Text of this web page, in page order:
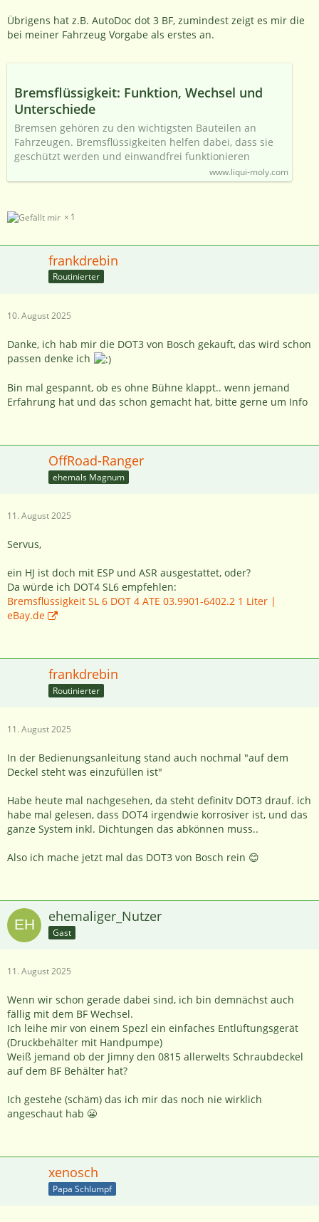
Übrigens hat z.B. AutoDoc dot 3 BF, zumindest zeigt es mir die
bei meiner Fahrzeug Vorgabe als erstes an.
Bremsflüssigkeit: Funktion, Wechsel und
Unterschiede
Bremsen gehören zu den wichtigsten Bauteilen an
Fahrzeugen. Bremsflüssigkeiten helfen dabei, dass sie
geschützt werden und einwandfrei funktionieren
www.liqui-moly.com
1
frankdrebin
Routinierter
10. August 2025
Danke, ich hab mir die DOT3 von Bosch gekauft, das wird schon
passen denke ich
Bin mal gespannt, ob es ohne Bühne klappt.. wenn jemand
Erfahrung hat und das schon gemacht hat, bitte gerne um Info
OffRoad-Ranger
ehemals Magnum
11. August 2025
Servus,
ein HJ ist doch mit ESP und ASR ausgestattet, oder?
Da würde ich DOT4 SL6 empfehlen:
Bremsflüssigkeit SL 6 DOT 4 ATE 03.9901-6402.2 1 Liter |
eBay.de
frankdrebin
Routinierter
11. August 2025
In der Bedienungsanleitung stand auch nochmal "auf dem
Deckel steht was einzufüllen ist"
Habe heute mal nachgesehen, da steht definitv DOT3 drauf. ich
habe mal gelesen, dass DOT4 irgendwie korrosiver ist, und das
ganze System inkl. Dichtungen das abkönnen muss..
Also ich mache jetzt mal das DOT3 von Bosch rein 😊
ehemaliger_Nutzer
Gast
11. August 2025
Wenn wir schon gerade dabei sind, ich bin demnächst auch
fällig mit dem BF Wechsel.
Ich leihe mir von einem Spezl ein einfaches Entlüftungsgerät
(Druckbehälter mit Handpumpe)
Weiß jemand ob der Jimny den 0815 allerwelts Schraubdeckel
auf dem BF Behälter hat?
Ich gestehe (schäm) das ich mir das noch nie wirklich
angeschaut hab 😬
xenosch
Papa Schlumpf